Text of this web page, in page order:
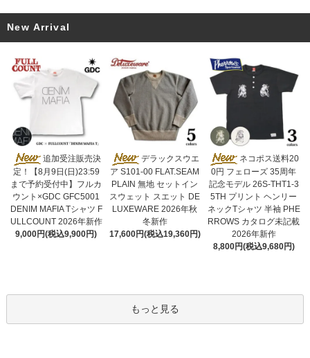
New Arrival
追加受注販売決
定！【8月9日(日)23:59
まで予約受付中】フルカ
ウント×GDC GFC5001
DENIM MAFIA Tシャツ F
ULLCOUNT 2026年新作
9,000円(税込9,900円)
デラックスウエ
ア S101-00 FLAT.SEAM
PLAIN 無地 セットイン
スウェット スエット DE
LUXEWARE 2026年秋
冬新作
17,600円(税込19,360円)
ネコポス送料20
0円 フェローズ 35周年
記念モデル 26S-THT1-3
5TH プリント ヘンリー
ネックTシャツ 半袖 PHE
RROWS カタログ未記載
2026年新作
8,800円(税込9,680円)
もっと見る